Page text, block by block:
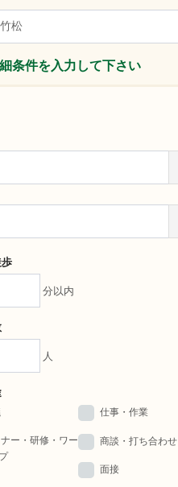
条件を入力して下さい
分以内
人
仕事・作業
ー・研修・ワー
商談・打ち合わせ
面接